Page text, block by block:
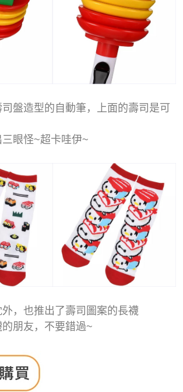
盤造型的自動筆，上面的壽司是可
眼怪~超卡哇伊~
，也推出了壽司圖案的長襪
朋友，不要錯過~